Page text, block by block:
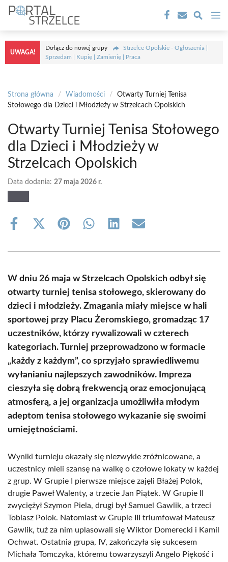
Przejdź
treści
UWAGA!
Dołącz do nowej grupy
Strzelce Opolskie - Ogłoszenia |
Sprzedam | Kupię | Zamienię | Praca
Strona główna / Wiadomości /
Otwarty Turniej Tenisa
Stołowego dla Dzieci i Młodzieży w Strzelcach Opolskich
Otwarty Turniej Tenisa Stołowego
dla Dzieci i Młodzieży w
Strzelcach Opolskich
Data dodania: 27 maja 2026 r.
Share
Share
(Twitter)
Share Share Share Share
W dniu 26 maja w Strzelcach Opolskich odbył się
otwarty turniej tenisa stołowego, skierowany do
dzieci i młodzieży. Zmagania miały miejsce w hali
sportowej przy Placu Żeromskiego, gromadząc 17
uczestników, którzy rywalizowali w czterech
kategoriach. Turniej przeprowadzono w formacie
„każdy z każdym”, co sprzyjało sprawiedliwemu
wyłanianiu najlepszych zawodników. Impreza
cieszyła się dobrą frekwencją oraz emocjonującą
atmosferą, a jej organizacja umożliwiła młodym
adeptom tenisa stołowego wykazanie się swoimi
umiejętnościami.
Wyniki turnieju okazały się niezwykle zróżnicowane, a
uczestnicy mieli szansę na walkę o czołowe lokaty w każdej
z grup. W Grupie I pierwsze miejsce zajęli Błażej Polok,
drugie Paweł Walenty, a trzecie Jan Piątek. W Grupie II
zwyciężył Szymon Piela, drugi był Samuel Gawlik, a trzeci
Tobiasz Polok. Natomiast w Grupie III triumfował Mateusz
Gawlik, tuż za nim uplasowali się Wiktor Domerecki i Kamil
Ochwat. Ostatnia grupa, IV, zakończyła się sukcesem
Michała Tomczyka, któremu towarzyszyli Angelo Piękość i